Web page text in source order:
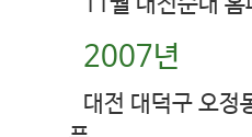
2007년
대전 대덕구 오정